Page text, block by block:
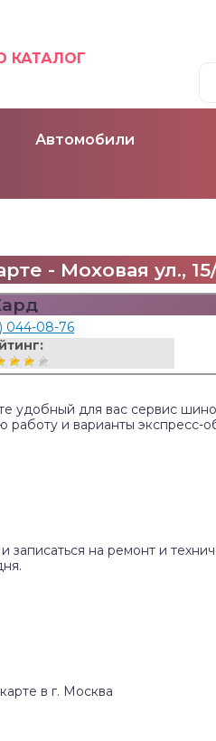
КАТАЛОГ
Автомобили
- Моховая ул., 15/
044-08-76
удобный для вас сервис
и варианты экспресс-
на ремонт и
в г. Москва